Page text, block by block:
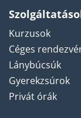
Kurzusok
Céges
Lánybúcsúk
Gyerekzsúrok
Privát órák